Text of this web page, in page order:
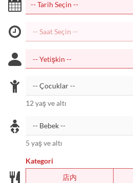
12 yaş ve altı
5 yaş ve altı
Kategori
店内